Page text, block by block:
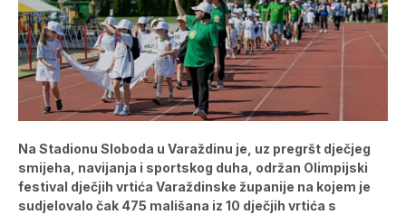
Na Stadionu Sloboda u Varaždinu je, uz pregršt dječjeg
smijeha, navijanja i sportskog duha, održan Olimpijski
festival dječjih vrtića Varaždinske županije na kojem je
sudjelovalo čak 475 mališana iz 10 dječjih vrtića s